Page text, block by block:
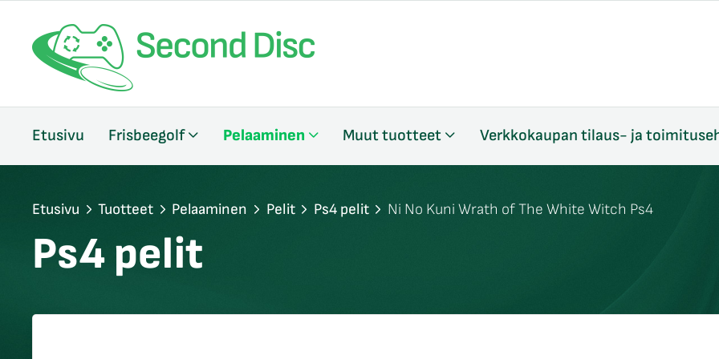
Etusivu Frisbeegolf Pelaaminen Muut tuotteet Verkkokaupan tilaus- ja
Etusivu Tuotteet Pelaaminen Pelit Ps4 pelit Ni No Kuni Wrath of The White Witch Ps4
Ps4 pelit
sulje
sulje
sulje